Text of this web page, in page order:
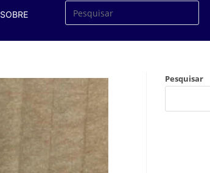
SOBRE
Pesquisar